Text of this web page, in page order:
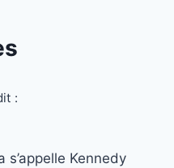
:
s’appelle Kennedy